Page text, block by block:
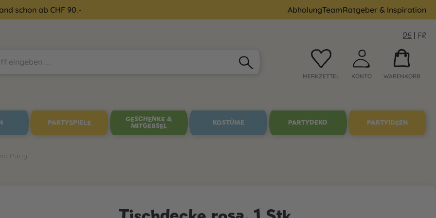
schon ab CHF 90.- AbholungTeamRatgeber & Inspiration
DE | FR
MERKZETTEL KONTO WARENKORB
PARTYSPIELE
GESCHENKE &
MITGEBSEL
KOSTÜME PARTYDEKO PARTYIDEEN
Party